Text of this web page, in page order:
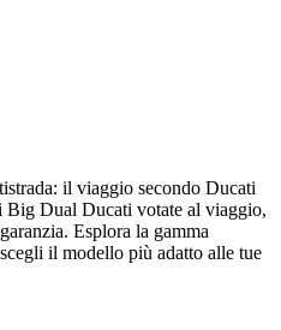
il viaggio secondo Ducati
Big Dual Ducati votate al viaggio,
Esplora la gamma
il modello più adatto alle tue